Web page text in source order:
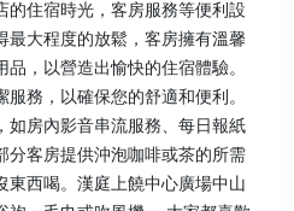
的住宿時光，客房服務等便利設
最大程度的放鬆，客房擁有溫馨
，以營造出愉快的住宿體驗。
務，以確保您的舒適和便利。
如房內影音串流服務、每日報紙
分客房提供沖泡咖啡或茶的所需
東西喝。漢庭上饒中心廣場中山